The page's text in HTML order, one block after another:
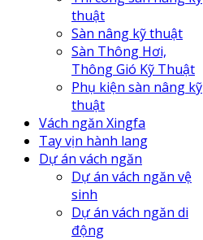
thuật
Sàn nâng kỹ thuật
Sàn Thông Hơi,
Thông Gió Kỹ Thuật
Phụ kiện sàn nâng kỹ
thuật
Vách ngăn Xingfa
Tay vịn hành lang
Dự án vách ngăn
Dự án vách ngăn vệ
sinh
Dự án vách ngăn di
động